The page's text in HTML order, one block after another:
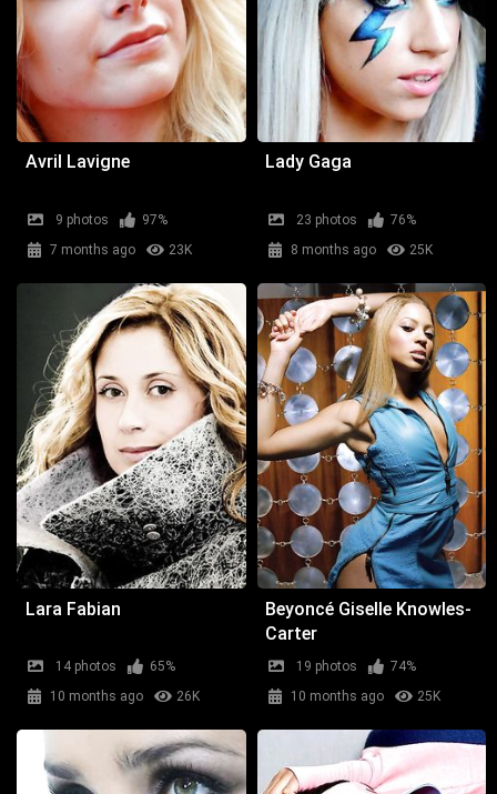
Avril Lavigne
9 photos
97%
7 months ago
23K
Lady Gaga
23 photos
76%
8 months ago
25K
Lara Fabian
14 photos
65%
10 months ago
26K
Beyoncé Giselle Knowles-
Carter
19 photos
74%
10 months ago
25K